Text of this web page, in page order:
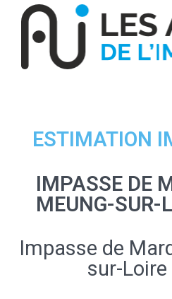
ESTIMATION
IMPASSE DE
MEUNG-SUR-
Impasse de
sur-